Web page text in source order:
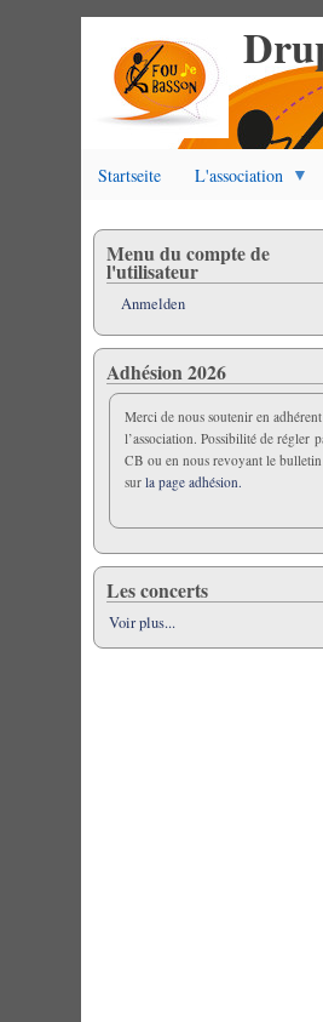
Startseite L'association
Menu du compte de
l'utilisateur
Anmelden
Adhésion 2026
Merci de nous soutenir en
l’association. Possibilité de régler
CB ou en nous revoyant le bulletin
surla page adhésion.
Les concerts
Voir plus...